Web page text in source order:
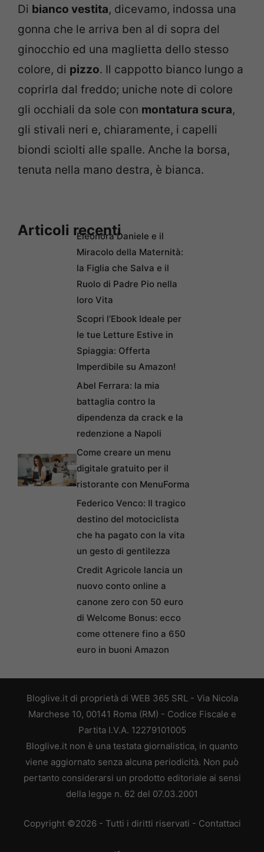
Di bianco vestita, dicevamo, indossa una
gonna che le arriva ben al di sopra del
ginocchio ed una maglietta dello stesso
colore, di pizzo. Il cappotto bianco lungo a
coprirla dal freddo; uniche note di colore
gli occhiali da sole con montatura scura,
gli stivali neri e, chiaramente, i capelli
biondi sciolti alle spalle. Anche la borsa,
tenuta nella mano destra, è bianca.
Articoli recentiEleonora Daniele e il
Miracolo della Maternità:
la Figlia che Salva e il
Ruolo di Padre Pio nella
loro Vita
Scopri l’Ebook Ideale per
le tue Letture Estive in
Spiaggia: Offerta
Imperdibile su Amazon!
Abel Ferrara: la mia
battaglia contro la
dipendenza da crack e la
redenzione a Napoli
Come creare un menu
digitale gratuito per il
ristorante con MenuForma
Federico Venco: Il tragico
destino del motociclista
che ha pagato con la vita
un gesto di gentilezza
Credit Agricole lancia un
nuovo conto online a
canone zero con 50 euro
di Welcome Bonus: ecco
come ottenere fino a 650
euro in buoni Amazon
Bloglive.it di proprietà di WEB 365 SRL - Via Nicola
Marchese 10, 00141 Roma (RM) - Codice Fiscale e
Partita I.V.A. 12279101005
Bloglive.it non è una testata giornalistica, in quanto
viene aggiornato senza alcuna periodicità. Non può
pertanto considerarsi un prodotto editoriale ai sensi
della legge n. 62 del 07.03.2001
Copyright ©2026 - Tutti i diritti riservati - Contattaci